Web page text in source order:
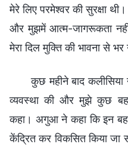
मेरे लिए परमेश्वर की सुरक्षा
और मुझमें आत्म-जागरूकता
मेरा दिल मुक्ति की भावना से भर
कुछ महीने बाद कलीसिया
व्यवस्था की और मुझे कुछ
कहा। अगुआ ने कहा कि इन
केंद्रित कर विकसित किया जा